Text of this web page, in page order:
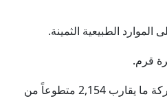
الطبيعية الثمينة.
وجمعت الهيئة خلال فعاليات تنظيف شاطئ المحمية أكثر من 3,546 كيلوغراماً من النفايات، معظمها من المواد البلاستيكية، وذلك بمشاركة ما يقارب 2,154 متطوعاً من